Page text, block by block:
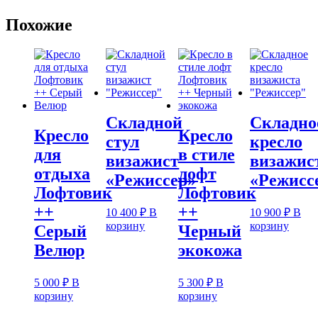
Похожие
Кресло
для
отдыха
Лофтовик
++
Серый
Велюр
5 000 ₽ В
корзину
Складной
стул
визажист
«Режиссер»
10 400₽ В
корзину
Кресло
в стиле
лофт
Лофтовик
++
Черный
экокожа
5 300 ₽ В
корзину
кресло
10 900 ₽ В
корзину